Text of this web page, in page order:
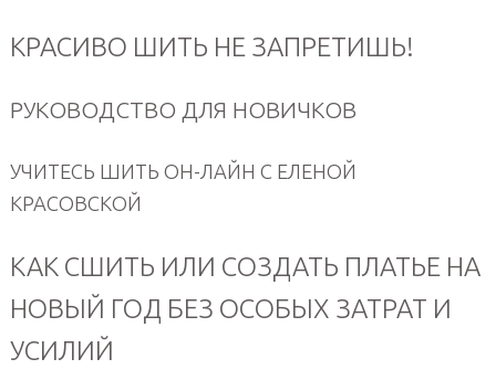
КРАСИВО ШИТЬ НЕ ЗАПРЕТИШЬ!
РУКОВОДСТВО ДЛЯ НОВИЧКОВ
УЧИТЕСЬ ШИТЬ ОН-ЛАЙН С ЕЛЕНОЙ
КРАСОВСКОЙ
КАК СШИТЬ ИЛИ СОЗДАТЬ ПЛАТЬЕ НА
НОВЫЙ ГОД БЕЗ ОСОБЫХ ЗАТРАТ И
УСИЛИЙ